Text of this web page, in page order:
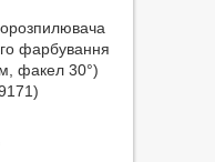
фарбування
факел 30°)